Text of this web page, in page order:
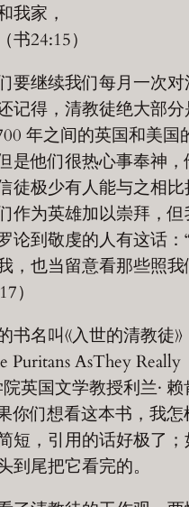
我家，
24:15）
要继续我们每月一次对
记得，清教徒绝大部分
年之间的英国和美国
是他们很热心事奉神，
徒极少有人能与之相比
作为英雄加以崇拜，但
论到敬虔的人有这话：
，也当留意看那些照我
）
名叫《入世的清教徒》
Puritans AsThey Really
英国文学教授利兰· 赖
你们想看这本书，我怎
短，引用的话好极了；
尾把它看完的。